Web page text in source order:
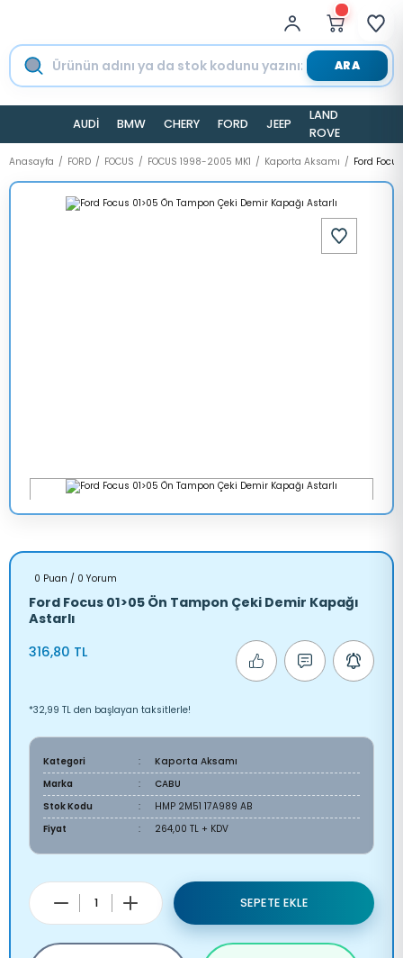
ARA
AUDİ BMW CHERY FORD JEEP
LAND
ROVER
Anasayfa FORD FOCUS FOCUS 1998-2005 MK1 Kaporta Aksamı Ford
0 Puan / 0 Yorum
Ford Focus 01>05 Ön Tampon Çeki Demir Kapağı
Astarlı
316,80 TL
*32,99 TL den başlayan taksitlerle!
Kategori
Kaporta Aksamı
Marka
CABU
Stok Kodu
HMP 2M51 17A989 AB
Fiyat
264,00 TL + KDV
SEPETE EKLE